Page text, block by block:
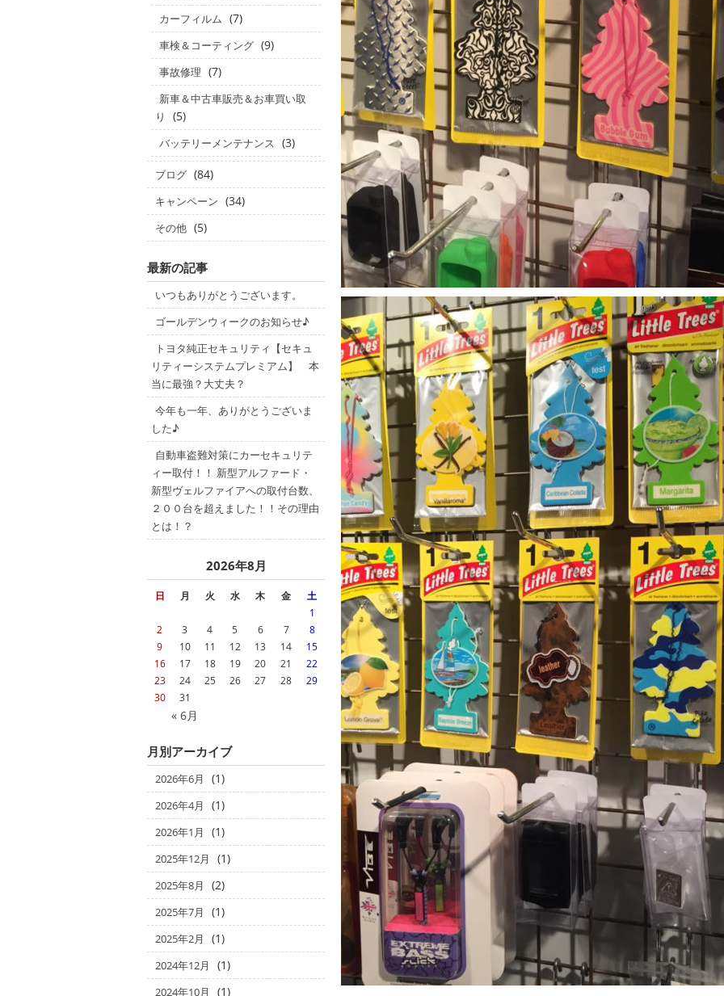
カーフィルム (7)
車検＆コーティング (9)
事故修理 (7)
新車＆中古車販売＆お車買い取
り
(5)
バッテリーメンテナンス (3)
ブログ (84)
キャンペーン (34)
その他 (5)
最新の記事
いつもありがとうございます。
ゴールデンウィークのお知らせ♪
トヨタ純正セキュリティ【セキュ
リティーシステムプレミアム】 本
当に最強？大丈夫？
今年も一年、ありがとうございま
した♪
自動車盗難対策にカーセキュリテ
ィー取付！！ 新型アルファード・
新型ヴェルファイアへの取付台数、
２００台を超えました！！その理由
とは！？
2026年8月
日 月 火 水 木 金 土
« 6月
1
2
3 4 5 6 7
8
9
10 11 12 13 14
15
16
17 18 19 20 21
22
23
24 25 26 27 28
29
30
31
月別アーカイブ
2026年6月 (1)
2026年4月 (1)
2026年1月 (1)
2025年12月 (1)
2025年8月 (2)
2025年7月 (1)
2025年2月 (1)
2024年12月 (1)
2024年10月 (1)